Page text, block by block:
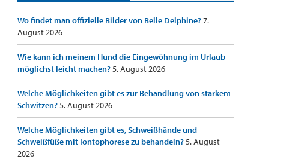
Wo findet man offizielle Bilder von Belle Delphine?7.
August 2026
Wie kann ich meinem Hund die Eingewöhnung im Urlaub
möglichst leicht machen?5. August 2026
Welche Möglichkeiten gibt es zur Behandlung von starkem
Schwitzen?5. August 2026
Welche Möglichkeiten gibt es, Schweißhände und
Schweißfüße mit Iontophorese zu behandeln?5. August
2026